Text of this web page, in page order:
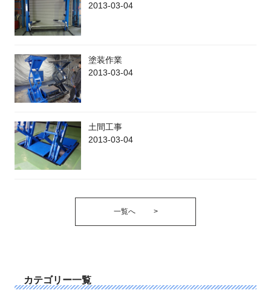
2013-03-04
塗装作業
2013-03-04
土間工事
2013-03-04
一覧へ >
カテゴリー一覧